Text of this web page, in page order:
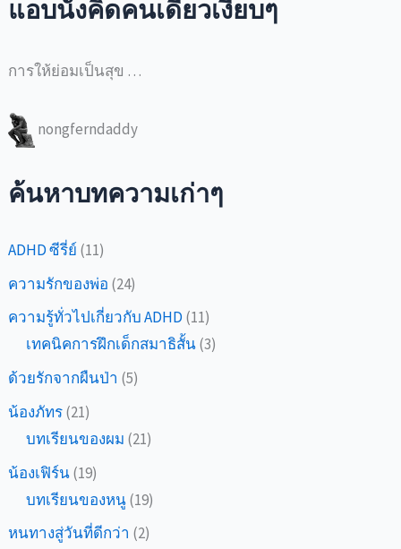
แอบนั่งคิดคนเดียวเงียบๆ
การให้ย่อมเป็นสุข …
nongferndaddy
ค้นหาบทความเก่าๆ
ADHD ซีรี่ย์ (11)
ความรักของพ่อ (24)
ความรู้ทั่วไปเกี่ยวกับ ADHD (11)
เทคนิคการฝึกเด็กสมาธิสั้น(3)
ด้วยรักจากผืนป่า (5)
น้องภัทร(21)
บทเรียนของผม (21)
น้องเฟิร์น(19)
บทเรียนของหนู(19)
หนทางสู่วันที่ดีกว่า (2)
ครรภ์
เลือก
ที่
ต้อง
ให้